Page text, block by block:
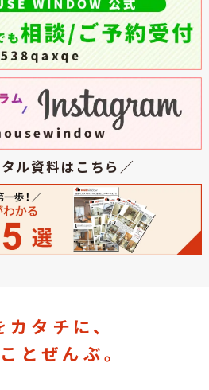
ル資料はこちら／
タチに、
とぜんぶ。